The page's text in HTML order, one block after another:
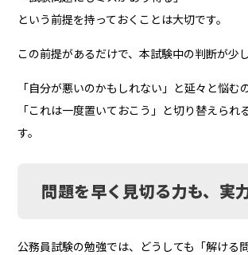
という前提を持っておくことは大切です。
この前提があるだけで、本試験中の判断が少
「自分が悪いのかもしれない」と延々と悩む
「これは一度置いておこう」と切り替えられ
す。
問題を早く見切る力も、実
公務員試験の勉強では、どうしても「解ける